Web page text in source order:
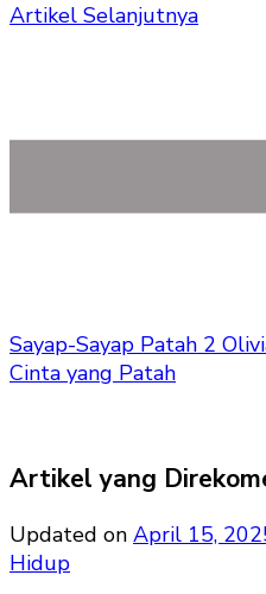
Artikel Selanjutnya
Sayap-Sayap Patah 2
Cinta yang Patah
Artikel yang
Updated on April 15,
Hidup